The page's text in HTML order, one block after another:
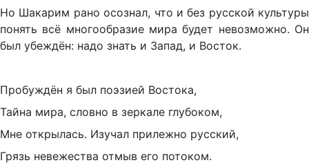
Но Шакарим рано осознал, что и без русской культуры
понять всё многообразие мира будет невозможно. Он
был убеждён: надо знать и Запад, и Восток.
Пробуждён я был поэзией Востока,
Тайна мира, словно в зеркале глубоком,
Мне открылась. Изучал прилежно русский,
Грязь невежества отмыв его потоком.